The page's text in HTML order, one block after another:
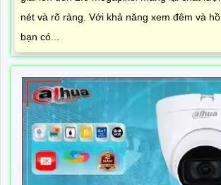
nét và rõ ràng. Với khả năng xem đêm và
bạn có...